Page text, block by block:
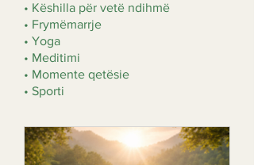
• Këshilla për vetë ndihmë
• Frymëmarrje
• Yoga
• Meditimi
• Momente qetësie
• Sporti